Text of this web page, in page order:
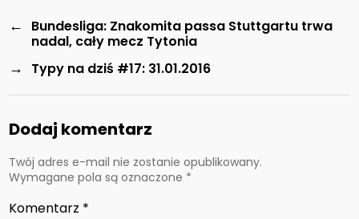
←
Bundesliga: Znakomita passa Stuttgartu trwa
nadal, cały mecz Tytonia
→ Typy na dziś #17: 31.01.2016
Dodaj komentarz
Twój adres e-mail nie zostanie opublikowany.
Wymagane pola są oznaczone *
Komentarz *